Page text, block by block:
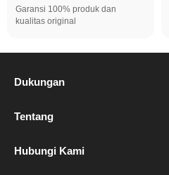
Garansi 100% produk dan
kualitas original
Dukungan
FAQ
Tempat Pusat Perbaikan
Tentang
Brand Kami
Hubungi Kami